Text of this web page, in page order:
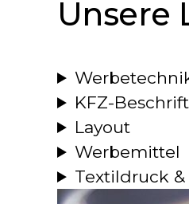
Unsere
KFZ-
Layout
Werbemittel
Textildruck